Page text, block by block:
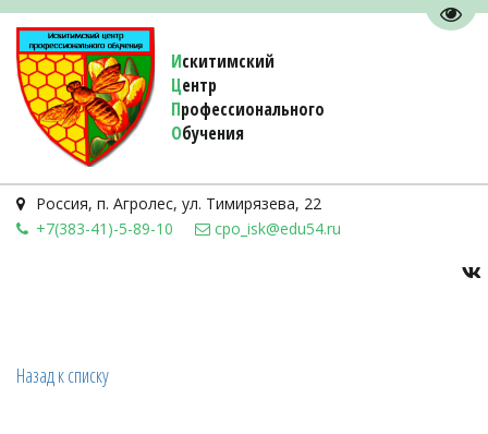
Искитимский
Центр
Профессионального
Обучения
Россия, п. Агролес, ул. Тимирязева, 22
+7(383-41)-5-89-10
cpo_isk@edu54.ru
Назад к списку